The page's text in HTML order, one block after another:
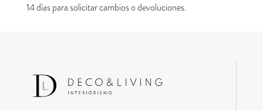
14 días para solicitar cambios o devoluciones.